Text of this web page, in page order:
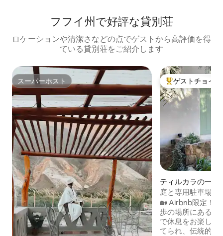
フフイ州で好評な貸別荘
ロケーションや清潔さなどの点でゲストから高評価を得
ている貸別荘をご紹介します
スーパーホスト
スーパーホスト 大好評のゲスト
ゲストチョイス
ティルカラの一軒
庭と専用駐車場の
🏡 Airbnb限定！ 教会、広場、市場から数
歩の場所にある素
で休息をお楽しみくださ
てられ、伝統的な